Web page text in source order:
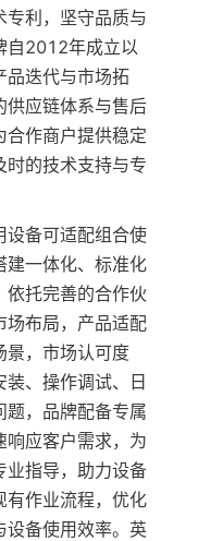
专利，坚守品质与
自2012年成立以
品迭代与市场拓
供应链体系与售后
合作商户提供稳定
时的技术支持与专
设备可适配组合使
建一体化、标准化
依托完善的合作伙
场布局，产品适配
景，市场认可度
装、操作调试、日
题，品牌配备专属
响应客户需求，为
业指导，助力设备
有作业流程，优化
设备使用效率。英